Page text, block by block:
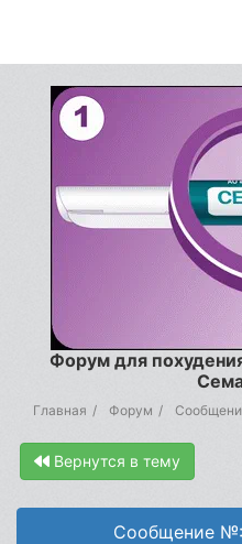
Форум для
Главная Форум
Вернутся в тему
Сообщение №: